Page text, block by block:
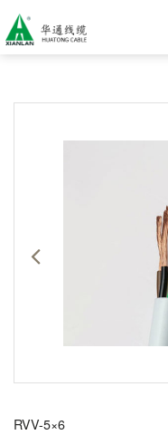
RVV-5×6